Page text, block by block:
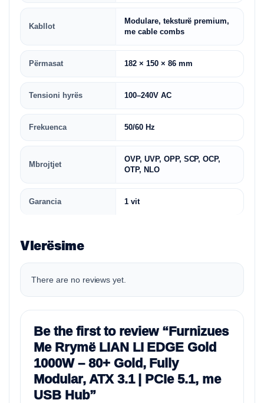
Kabllot
Modulare, teksturë premium,
me cable combs
Përmasat 182 × 150 × 86 mm
Tensioni hyrës 100–240V AC
Frekuenca 50/60 Hz
Mbrojtjet
OVP, UVP, OPP, SCP, OCP,
OTP, NLO
Garancia 1 vit
Vlerësime
There are no reviews yet.
Be the first to review “Furnizues
Me Rrymë LIAN LI EDGE Gold
1000W – 80+ Gold, Fully
Modular, ATX 3.1 | PCIe 5.1, me
USB Hub”